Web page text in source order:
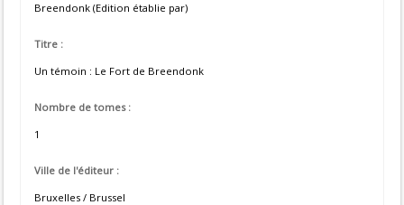
Breendonk (Edition établie par)
Titre :
Un témoin : Le Fort de Breendonk
Nombre de tomes :
1
Ville de l'éditeur :
Bruxelles / Brussel